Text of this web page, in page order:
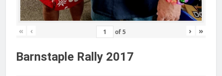
« ‹ of5 › »
Barnstaple Rally 2017